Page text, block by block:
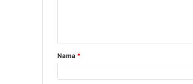
Nama *